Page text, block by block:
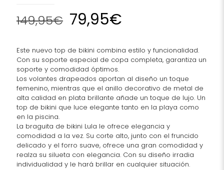
149,95€ Original
was:
149,95€.
79,95€
is:
79,95€.
Este nuevo top de bikini combina estilo y funcionalidad.
Con su soporte especial de copa completa, garantiza un
soporte y comodidad óptimos.
Los volantes drapeados aportan al diseño un toque
femenino, mientras que el anillo decorativo de metal de
alta calidad en plata brillante añade un toque de lujo. Un
top de bikini que luce elegante tanto en la playa como
en la piscina.
La braguita de bikini Lula le ofrece elegancia y
comodidad a la vez. Su corte alto, junto con el fruncido
delicado y el forro suave, ofrece una gran comodidad y
realza su silueta con elegancia. Con su diseño irradia
individualidad y le hará brillar en cualquier situación.